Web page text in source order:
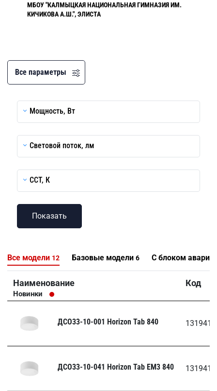
МБОУ "КАЛМЫЦКАЯ НАЦИОНАЛЬНАЯ ГИМНАЗИЯ ИМ.
КИЧИКОВА А.Ш.", ЭЛИСТА
Все параметры
Мощность, Вт
Световой поток, лм
CCT, К
Все модели 12 Базовые модели 6 С блоком
Наименование
Новинки
Код
ДСО33-10-001 Horizon Tab 840
ДСО33-10-041 Horizon Tab EM3 840